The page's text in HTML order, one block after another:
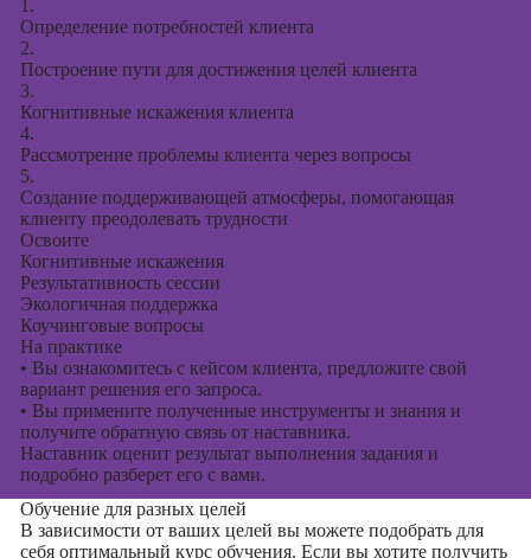
1.
Определение потребностей клиента
2.
Построение пути для достижения целей клиента
3.
Когнитивные искажения клиента
4.
Рассмотрение проблемы клиента через вопросы
5.
Создание поддерживающей атмосферы, помогающая
клиенту преодолевать трудности
Освоите
Когнитивные искажения
Результативность сессии
Экологичная поддержка
Коучинговые вопросы
На практике
• Вы ознакомитесь с кейсом клиента, предложите свой
вариант решения его запроса.
• Вы примените полученные инструменты и знания и
получите обратную связь от наставника.
Наставник оценит результат выполнения задания и
подробно разберет его с вами.
Обучение для разных целей
В зависимости от ваших целей вы можете подобрать для
себя оптимальный курс обучения. Если вы хотите получить